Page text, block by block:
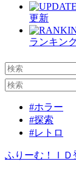
更新
ランキン
#ホラー
#探索
#レトロ
ふりーむ！ＩＤ